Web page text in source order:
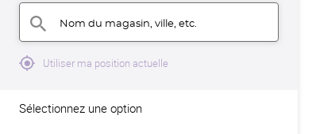
search Nom du magasin, ville, etc.
mylocation Utiliser ma position actuelle
Sélectionnez une option